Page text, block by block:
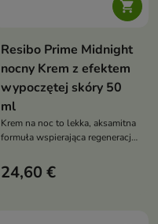

Resibo Prime Midnight
nocny Krem z efektem
wypoczętej skóry 50
ml
Krem na noc to lekka, aksamitna
formuła wspierająca regenerację
obciążenia. Krem z ceramidami,
kofeiną, niacynamidem,
24,60 €